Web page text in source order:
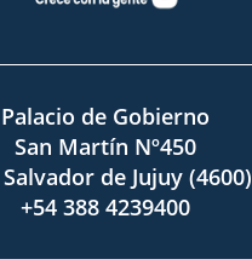
Palacio de Gobierno
San Martín Nº450
de Jujuy (4600)
+54 388 4239400